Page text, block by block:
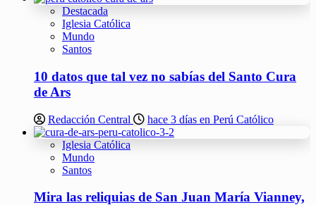
Destacada
Iglesia Católica
Mundo
Santos
10 datos que tal vez no sabías del Santo Cura
de Ars
Redacción Central hace 3 días en Perú Católico
Iglesia Católica
Mundo
Santos
Mira las reliquias de San Juan María Vianney,